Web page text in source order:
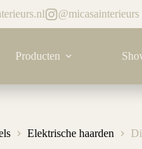
@micasainterieurs
Producten
Elektrische haarden